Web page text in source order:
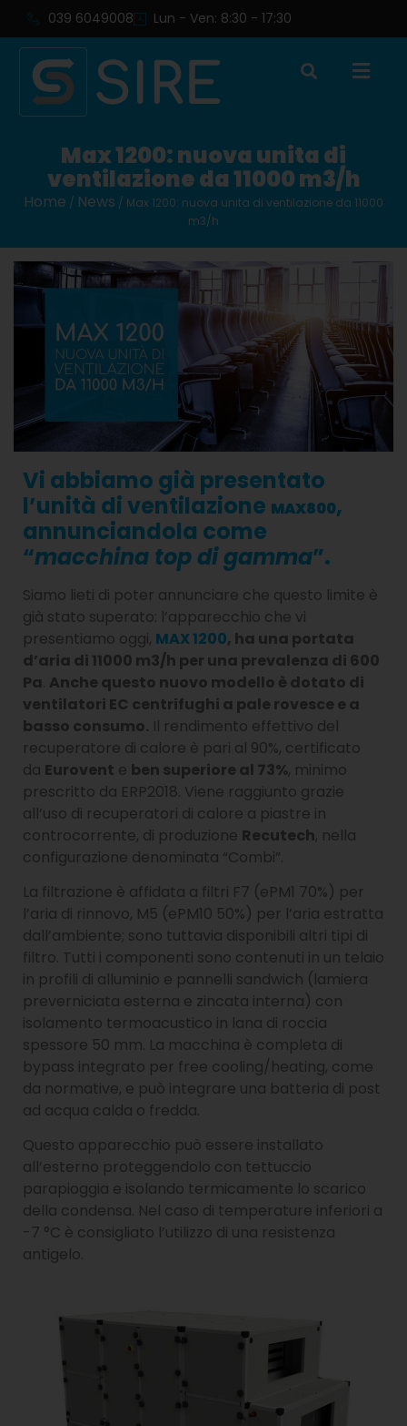
039 6049008 Lun - Ven: 8:30 - 17:30
Max 1200: nuova unita di
ventilazione da 11000 m3/h
Home / News / Max 1200: nuova unita di ventilazione da 11000
m3/h
Vi abbiamo già presentato
l’unità di ventilazione MAX800,
annunciandola come
“macchina top di gamma”.
Siamo lieti di poter annunciare che questo limite è
già stato superato: l’apparecchio che vi
presentiamo oggi, MAX 1200, ha una portata
d’aria di 11000 m3/h per una prevalenza di 600
Pa. Anche questo nuovo modello è dotato di
ventilatori EC centrifughi a pale rovesce e a
basso consumo. Il rendimento effettivo del
recuperatore di calore è pari al 90%, certificato
da Eurovent e ben superiore al 73%, minimo
prescritto da ERP2018. Viene raggiunto grazie
all’uso di recuperatori di calore a piastre in
controcorrente, di produzione Recutech, nella
configurazione denominata “Combi”.
La filtrazione è affidata a filtri F7 (ePM1 70%) per
l’aria di rinnovo, M5 (ePM10 50%) per l’aria estratta
dall’ambiente; sono tuttavia disponibili altri tipi di
filtro. Tutti i componenti sono contenuti in un telaio
in profili di alluminio e pannelli sandwich (lamiera
preverniciata esterna e zincata interna) con
isolamento termoacustico in lana di roccia
spessore 50 mm. La macchina è completa di
bypass integrato per free cooling/heating, come
da normative, e può integrare una batteria di post
ad acqua calda o fredda.
Questo apparecchio può essere installato
all’esterno proteggendolo con tettuccio
parapioggia e isolando termicamente lo scarico
della condensa. Nel caso di temperature inferiori a
-7 °C è consigliato l’utilizzo di una resistenza
antigelo.